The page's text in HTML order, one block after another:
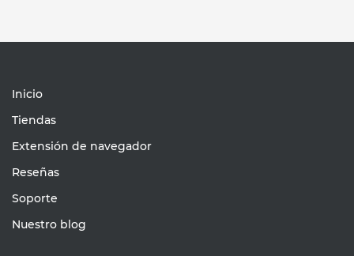
Inicio
Tiendas
Extensión de navegador
Reseñas
Soporte
Nuestro blog